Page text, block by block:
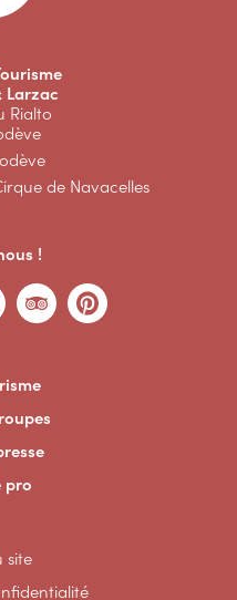
Larzac
Rialto
de Navacelles
!
pro
site